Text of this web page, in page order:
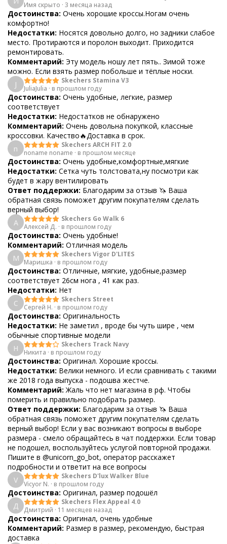
Имя скрыто · 3 месяца назад
Достоинства: Очень хорошие кроссы.Ногам очень
комфортно!
Недостатки: Носятся довольно долго, но задники слабое
место. Протираются и поролон выходит. Приходится
ремонтировать.
Комментарий: Эту модель ношу лет пять.. Зимой тоже
можно. Если взять размер побольше и тёплые носки.
J
Skechers Stamina V3
JuliaJulia · в прошлом году
Достоинства: Очень удобные, легкие, размер
соответствует
Недостатки: Недостатков не обнаружено
Комментарий: Очень довольна покупкой, классные
кроссовки. Качество🔥Доставка в срок.
n
Skechers ARCH FIT 2.0
noname noname · в прошлом месяце
Достоинства: Очень удобные,комфортные,мягкие
Недостатки: Сетка чуть толстовата,ну посмотри как
будет в жару вентилировать
Ответ поддержки: Благодарим за отзыв 🦄 Ваша
обратная связь поможет другим покупателям сделать
верный выбор!
А
Skechers Go Walk 6
Алексей Д. · в прошлом году
Достоинства: Очень удобные!
Комментарий: Отличная модель
М
Skechers Vigor D'LITES
Маришка · в прошлом году
Достоинства: Отличные, мягкие, удобные,размер
соответствует 26см нога , 41 как раз.
Недостатки: Нет
С
Skechers Street
Сергей Н. · в прошлом году
Достоинства: Оригинальность
Недостатки: Не заметил , вроде бы чуть шире , чем
обычные спортивные модели
Н
Skechers Track Navy
Никита · в прошлом году
Достоинства: Оригинал. Хорошие кроссы.
Недостатки: Велики немного. И если сравнивать с такими
же 2018 года выпуска - подошва жестче.
Комментарий: Жаль что нет магазина в рф. Чтобы
померить и правильно подобрать размер.
Ответ поддержки: Благодарим за отзыв 🦄 Ваша
обратная связь поможет другим покупателям сделать
верный выбор! Если у вас возникают вопросы в выборе
размера - смело обращайтесь в чат поддержки. Если товар
не подошел, воспользуйтесь услугой повторной продажи.
Пишите в @unicorn_go_bot, оператор расскажет
подробности и ответит на все вопросы
V
Skechers D'lux Walker Blue
Vicyor N. · в прошлом году
Достоинства: Оригинал, размер подошёл
Д
Skechers Flex Appeal 4.0
Дмитрий · 11 месяцев назад
Достоинства: Оригинал, очень удобные
Комментарий: Размер в размер, рекомендую, быстрая
доставка